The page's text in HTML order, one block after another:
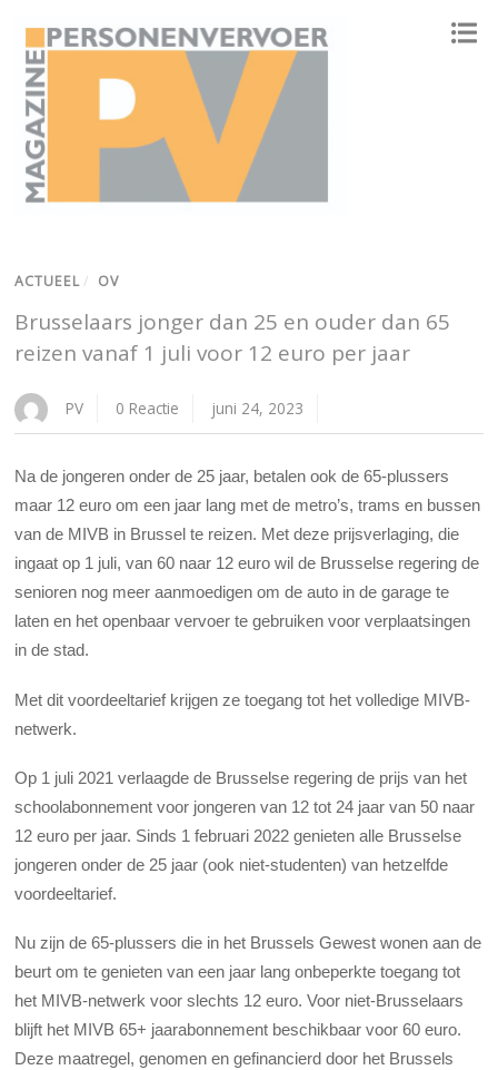
ACTUEEL / OV
Brusselaars jonger dan 25 en ouder dan 65
reizen vanaf 1 juli voor 12 euro per jaar
PV 0 Reactie juni 24, 2023
Na de jongeren onder de 25 jaar, betalen ook de 65-plussers
maar 12 euro om een jaar lang met de metro’s, trams en bussen
van de MIVB in Brussel te reizen. Met deze prijsverlaging, die
ingaat op 1 juli, van 60 naar 12 euro wil de Brusselse regering de
senioren nog meer aanmoedigen om de auto in de garage te
laten en het openbaar vervoer te gebruiken voor verplaatsingen
in de stad.
Met dit voordeeltarief krijgen ze toegang tot het volledige MIVB-
netwerk.
Op 1 juli 2021 verlaagde de Brusselse regering de prijs van het
schoolabonnement voor jongeren van 12 tot 24 jaar van 50 naar
12 euro per jaar. Sinds 1 februari 2022 genieten alle Brusselse
jongeren onder de 25 jaar (ook niet-studenten) van hetzelfde
voordeeltarief. ​
Nu zijn de 65-plussers die in het Brussels Gewest wonen aan de
beurt om te genieten van een jaar lang onbeperkte toegang tot
het MIVB-netwerk voor slechts 12 euro. Voor niet-Brusselaars
blijft het MIVB 65+ jaarabonnement beschikbaar voor 60 euro.
Deze maatregel, genomen en gefinancierd door het Brussels